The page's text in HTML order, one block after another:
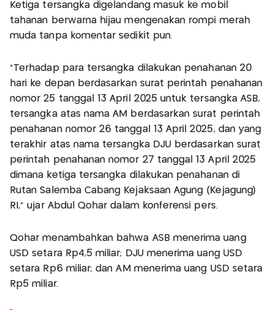
Ketiga tersangka digelandang masuk ke mobil
tahanan berwarna hijau mengenakan rompi merah
muda tanpa komentar sedikit pun.
"Terhadap para tersangka dilakukan penahanan 20
hari ke depan berdasarkan surat perintah penahanan
nomor 25 tanggal 13 April 2025 untuk tersangka ASB,
tersangka atas nama AM berdasarkan surat perintah
penahanan nomor 26 tanggal 13 April 2025, dan yang
terakhir atas nama tersangka DJU berdasarkan surat
perintah penahanan nomor 27 tanggal 13 April 2025
dimana ketiga tersangka dilakukan penahanan di
Rutan Salemba Cabang Kejaksaan Agung (Kejagung)
RI," ujar Abdul Qohar dalam konferensi pers.
Qohar menambahkan bahwa ASB menerima uang
USD setara Rp4,5 miliar; DJU menerima uang USD
setara Rp6 miliar; dan AM menerima uang USD setara
Rp5 miliar.